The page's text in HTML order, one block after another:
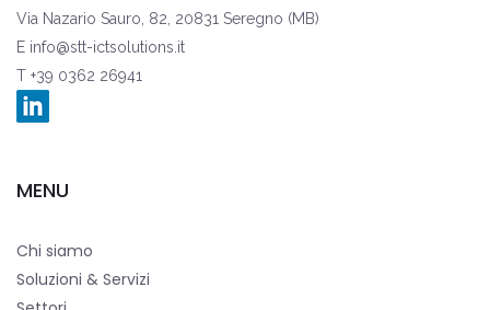
Via Nazario Sauro, 82, 20831 Seregno (MB)
E info@stt-ictsolutions.it
T +39 0362 26941
MENU
Chi siamo
Soluzioni & Servizi